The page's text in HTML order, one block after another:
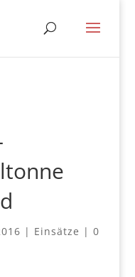
| Einsätze | 0